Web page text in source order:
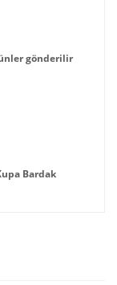
gönderilir
Bardak